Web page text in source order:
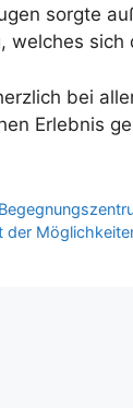
sorgte
welches
bei
Erlebnis
der